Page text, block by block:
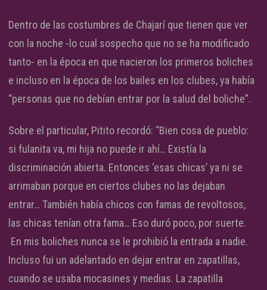
Dentro de las costumbres de Chajarí que tienen que ver
con la noche -lo cual sospecho que no se ha modificado
tanto- en la época en que nacieron los primeros boliches
e incluso en la época de los bailes en los clubes, ya había
“personas que no debían entrar por la salud del boliche”.
Sobre el particular, Pitito recordó: “Bien cosa de pueblo:
si fulanita va, mi hija no puede ir ahí… Existía la
discriminación abierta. Entonces ‘esas chicas’ ya ni se
arrimaban porque en ciertos clubes no las dejaban
entrar… También había chicos con famas de revoltosos,
las chicas tenían otra fama… Eso duró poco, por suerte.
En mis boliches nunca se le prohibió la entrada a nadie.
Incluso fui un adelantado en dejar entrar en zapatillas,
cuando se usaba mocasines y medias. La zapatilla